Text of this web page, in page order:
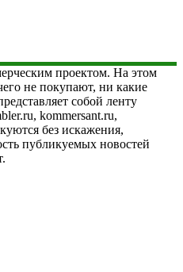
проектом. На этом
не покупают, ни какие
собой ленту
kommersant.ru,
без искажения,
публикуемых новостей